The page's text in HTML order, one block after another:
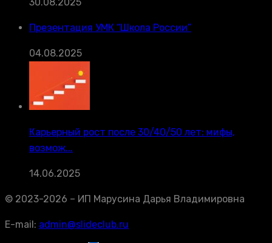
Презентация УМК “Школа России”
04.08.2025
Карьерный рост после 30/40/50 лет: мифы,
возмож...
14.06.2025
© 2023-2026 – ИП Марусина Дарья Владимировна
E-mail: admin@slideclub.ru